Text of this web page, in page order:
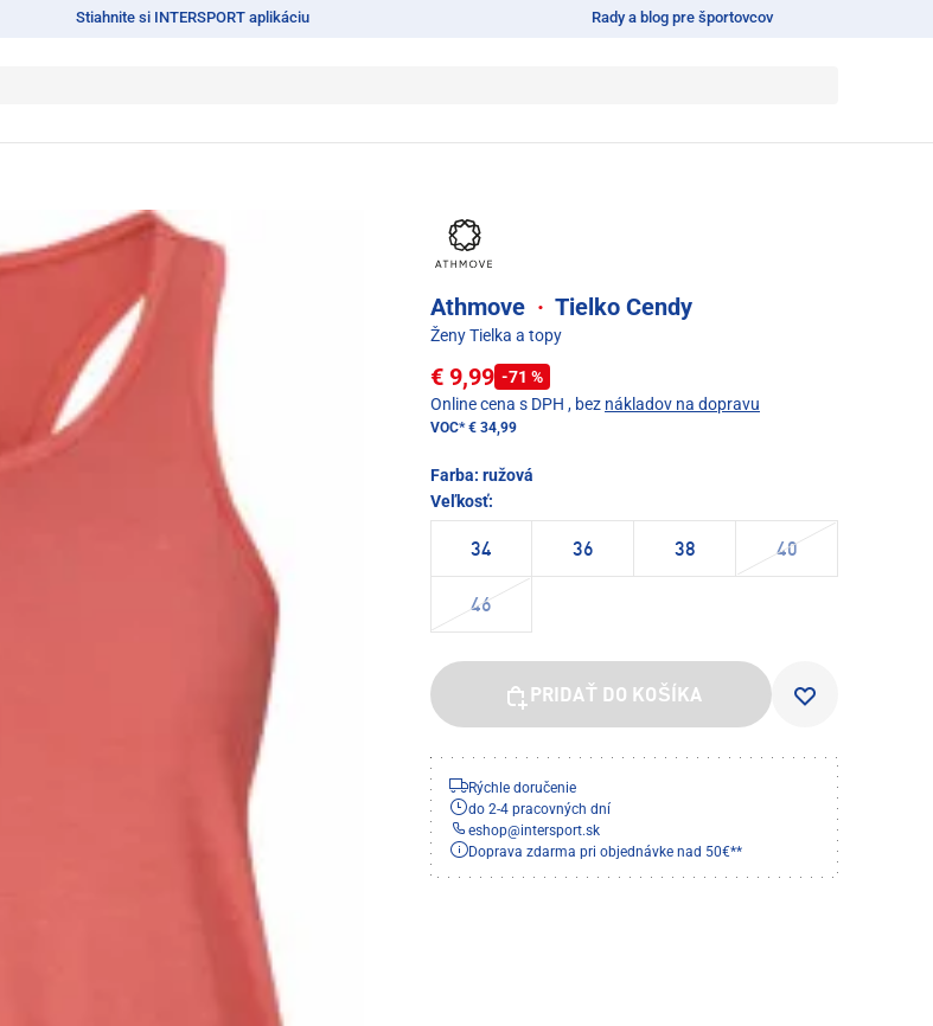
Stiahnite si INTERSPORT aplikáciu Rady a blog pre športovcov
Athmove · Tielko Cendy
Ženy Tielka a topy
€ 9,99 -71 %
Online cena s DPH , bez nákladov na dopravu
VOC*€ 34,99
Farba: ružová
Veľkosť:
34 36 38 40
46
PRIDAŤ DO KOŠÍKA
Rýchle doručenie
do 2-4 pracovných dní
eshop@intersport.sk
Doprava zdarma pri objednávke nad 50€**